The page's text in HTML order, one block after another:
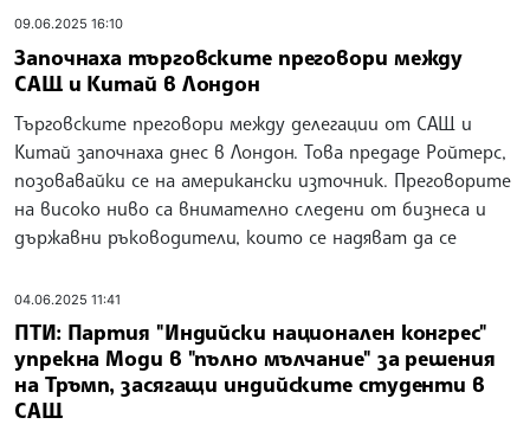
09.06.2025 16:10
Започнаха търговските преговори между
САЩ и Китай в Лондон
Търговските преговори между делегации от САЩ и
Китай започнаха днес в Лондон. Това предаде Ройтерс,
позовавайки се на американски източник. Преговорите
на високо ниво са внимателно следени от бизнеса и
държавни ръководители, които се надяват да се
04.06.2025 11:41
ПТИ: Партия "Индийски национален конгрес"
упрекна Моди в "пълно мълчание" за решения
на Тръмп, засягащи индийските студенти в
САЩ